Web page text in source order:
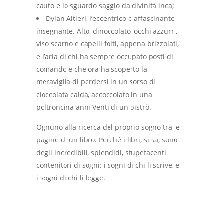
cauto e lo sguardo saggio da divinità inca;
Dylan Altieri, l’eccentrico e affascinante
insegnante. Alto, dinoccolato, occhi azzurri,
viso scarno e capelli folti, appena brizzolati,
e l’aria di chi ha sempre occupato posti di
comando e che ora ha scoperto la
meraviglia di perdersi in un sorso di
cioccolata calda, accoccolato in una
poltroncina anni Venti di un bistrò.
Ognuno alla ricerca del proprio sogno tra le
pagine di un libro. Perché i libri, si sa, sono
degli incredibili, splendidi, stupefacenti
contenitori di sogni: i sogni di chi li scrive, e
i sogni di chi li legge.